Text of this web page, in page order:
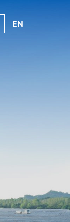
EN